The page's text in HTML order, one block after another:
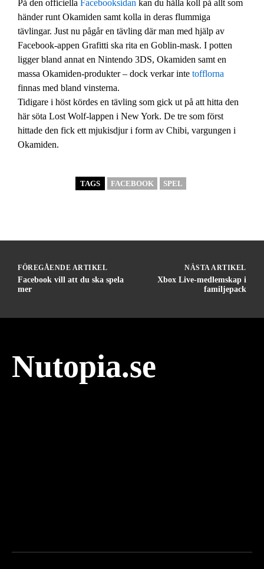
På den officiella Facebooksidan kan du hålla koll på allt som
händer runt Okamiden samt kolla in deras flummiga
tävlingar. Just nu pågår en tävling där man med hjälp av
Facebook-appen Grafitti ska rita en Goblin-mask. I potten
ligger bland annat en Nintendo 3DS, Okamiden samt en
massa Okamiden-produkter – dock verkar inte tofflorna
finnas med bland vinsterna.
Tidigare i höst kördes en tävling som gick ut på att hitta den
här söta Lost Wolf-lappen i New York. De tre som först
hittade den fick ett mjukisdjur i form av Chibi, vargungen i
Okamiden.
TAGS FACEBOOK SPEL
FÖREGÅENDE ARTIKEL
Facebook vill att du ska spela
mer
NÄSTA ARTIKEL
Xbox Live-medlemskap i
familjepack
Nutopia.se